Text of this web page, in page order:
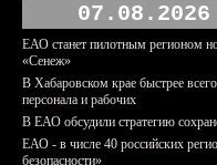
07.08.2026
ЕАО станет пилотным регионом
«Сенеж»
В Хабаровском крае быстрее
персонала и рабочих
В ЕАО обсудили стратегию
ЕАО - в числе 40 российских
безопасности»